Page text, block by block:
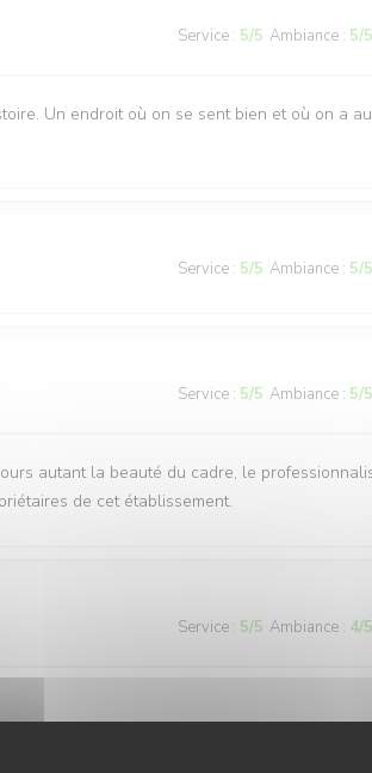
Service : 5/5 Ambiance : 5/5
Un endroit où on se sent bien et où on a
Service : 5/5 Ambiance : 5/5
Service : 5/5 Ambiance : 5/5
autant la beauté du cadre, le
de cet établissement.
Service : 5/5 Ambiance : 4/5